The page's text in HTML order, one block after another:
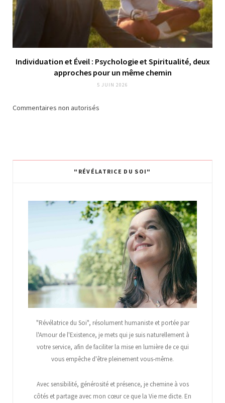
Individuation et Éveil : Psychologie et Spiritualité, deux
approches pour un même chemin
5 JUIN 2026
Commentaires non autorisés
"RÉVÉLATRICE DU SOI"
"Révélatrice du Soi", résolument humaniste et portée par
l'Amour de l'Existence, je mets qui je suis naturellement à
votre service, afin de faciliter la mise en lumière de ce qui
vous empêche d'être pleinement vous-même.
Avec sensibilité, générosité et présence, je chemine à vos
côtés et partage avec mon cœur ce que la Vie me dicte. En